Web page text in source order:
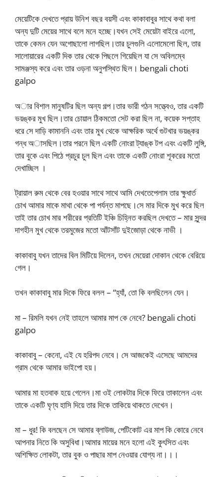
মেয়েটিকে দেখতে প্রায় উনিশ বছর বয়সী এবং কাকাবাবুর সাথে কথা বলা
অন্য দুটি মেয়ের সাথে বলে মনে হচ্ছে।যখন সেই মেয়েটা বাইরে এলো,
তাকে কেমন যেন অগোছালো লাগছিল।তার চুলগুলি এলোমেলো ছিল, তার
সালোয়ারের একটি দিক তার থেকে পিছলে গিয়েছিল যা সে অবিলম্বে
সামঞ্জস্য করে এবং তার ওড়না অনুপস্থিত ছিল। bengali choti
galpo
অার বিশাল মানুষটির ছিল অন্য গল্প।তার ভারী গঠন সত্ত্বেও, তার একটি
ভয়ঙ্কর মুখ ছিল।তার চোয়াল ঠিকমতো সেট করা ছিল না, কয়েক সপ্তাহ
ধরে সে দাড়ি কামাননি এবং তার মুখ থেকে আক্ষরিক অর্থে গুটখার ভয়ঙ্কর
গন্ধ অাসছিল।তার পরনে ছিল একটি নোংরা ট্যাঙ্ক টপ এবং একটি লুঙ্গি,
তার বুকে এবং পিঠে প্রচুর চুল ছিল এবং তাকে একটি নোংরা শূকরের মতো
দেখাচ্ছিল ।
ট্রায়াল রুম থেকে বের হওয়ার সাথে সাথে আমি দেখতেপেলাম তার ক্ষুধার্ত
চোখ আমার মাকে মাথা থেকে পা পর্যন্ত মাপছে।সে মার দিকে মুখ করে ছিল
তাই তার চোখ মার শরীরের প্রতিটি ইঞ্চি চিহ্নিত করছিল দেখতে – মার সুন্দর
দাগহীন মুখ থেকে তরমুজের মতো আঁটসাঁট দুইজোড়া থেকে নাভী ।
কাকাবাবু যখন তাদের বিল মিটিয়ে দিলেন, তখন মেয়েরা দোকান থেকে বেরিয়ে
গেল।
তখন কাকাবাবু মার দিকে ফিরে বলল – “হ্যাঁ, তো কি বলছিলেন যেন।
মা – রিমলি যখন নেই তাহলে আমার মাপ কে নেবে? bengali choti
galpo
কাকাবাবু – কেনো, এই যে হরিপদ নেবে। সে আজকেই এসেছে আমদের
গ্রাম থেকে আমার ভাইপো হয়।
আমার মা হতবাক হয়ে গেলেন।মা ওই লোকটার দিকে ফিরে তাকালেন এবং
তাকে একটি ঘৃণ্য হাসি দিয়ে তার দিকে তাকিয়ে থাকতে দেখেন।
মা – ধুর! কি বলছেন সে আমার ব্লাউজ, পেটিকোট এর মাপ কি কোরে নেবে
আপনার নিতে কি অসুবিধা।আমার মায়ের মনে হলো এই কুৎসিত এবং
অশিক্ষিত লোকটা, তার বুক ও পাছার মাপ নেওয়ার যোগ্য না।।।